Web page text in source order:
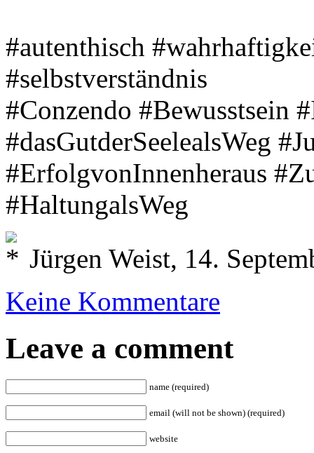
#autenthisch
#selbstverständnis
#Conzendo #Bewusstsein
#dasGutderSeelealsWeg
#ErfolgvonInnenheraus
#HaltungalsWeg
Jürgen Weist, 14.
Keine Kommentare
Leave a comment
name (required)
email (will not be shown) (required)
website